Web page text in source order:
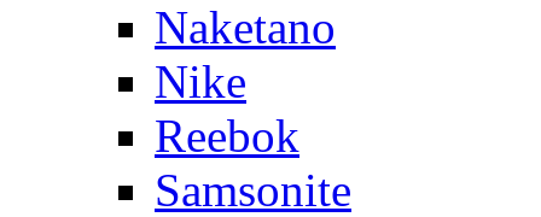
Naketano
Nike
Reebok
Samsonite